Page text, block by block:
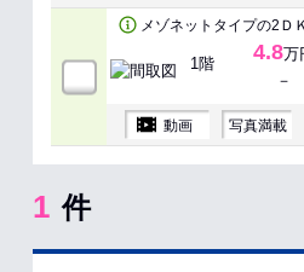
メゾネットタイプの2
1階 4.8万
－
動画 写真満載
1 件